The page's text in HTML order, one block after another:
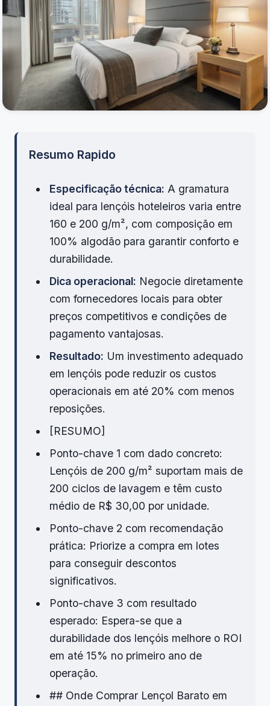
Resumo Rapido
Especificação técnica: A gramatura
ideal para lençóis hoteleiros varia entre
160 e 200 g/m², com composição em
100% algodão para garantir conforto e
durabilidade.
Dica operacional: Negocie diretamente
com fornecedores locais para obter
preços competitivos e condições de
pagamento vantajosas.
Resultado: Um investimento adequado
em lençóis pode reduzir os custos
operacionais em até 20% com menos
reposições.
[RESUMO]
Ponto-chave 1 com dado concreto:
Lençóis de 200 g/m² suportam mais de
200 ciclos de lavagem e têm custo
médio de R$ 30,00 por unidade.
Ponto-chave 2 com recomendação
prática: Priorize a compra em lotes
para conseguir descontos
significativos.
Ponto-chave 3 com resultado
esperado: Espera-se que a
durabilidade dos lençóis melhore o ROI
em até 15% no primeiro ano de
operação.
## Onde Comprar Lençol Barato em